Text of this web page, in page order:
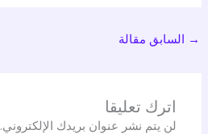
→ السابق مقالة
اترك تعليقا
لن يتم نشر عنوان بريدك الإلكتروني.